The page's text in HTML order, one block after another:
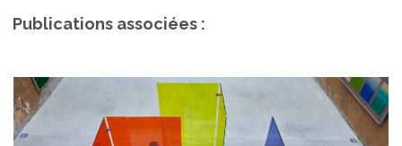
Publications associées :